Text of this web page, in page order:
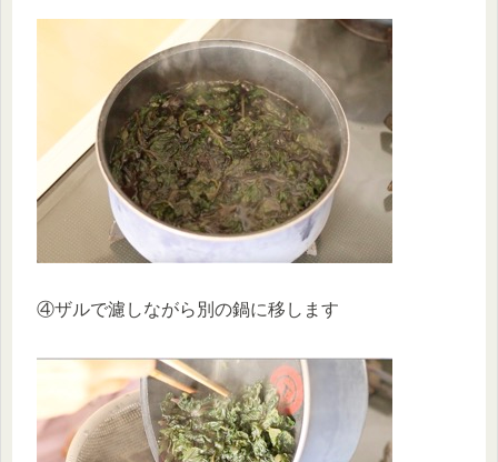
④ザルで濾しながら別の鍋に移します